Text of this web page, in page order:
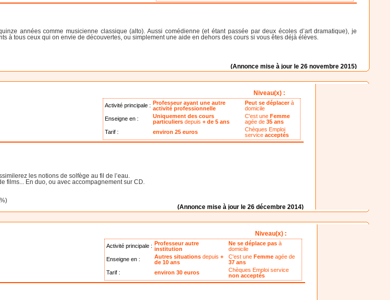
années comme musicienne classique (alto). Aussi comédienne (et étant passée par deux écoles d’art dramatique), je
à tous ceux qui on envie de découvertes, ou simplement une aide en dehors des cours si vous êtes déjà élèves.
(Annonce mise à jour le 26 novembre 2015)
Niveau(x) :
Activité principale : Professeur ayant une autre
activité professionnelle
Peut se déplacerà
domicile
Enseigne en :
Uniquement des cours
particuliers depuis+ de 5 ans
C'est une Femme
agée de35 ans
Tarif :
environ 25 euros
Chèques Emploi
serviceacceptés
les notions de solfège au fil de l’eau.
films... En duo, ou avec accompagnement sur CD.
(Annonce mise à jour le 26 décembre 2014)
Niveau(x) :
Activité principale : Professeur autre
institution
Ne se déplace pas à
domicile
Enseigne en :
Autres situations depuis+
de 10 ans
C'est une Femme agée de
37 ans
Tarif :
environ 30 euros
Chèques Emploi service
non acceptés